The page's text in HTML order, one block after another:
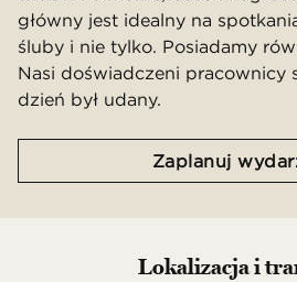
główny jest idealny na
śluby i nie tylko. Posiadamy
Nasi doświadczeni pracownicy
dzień był udany.
Zaplanuj
Lokalizacja i